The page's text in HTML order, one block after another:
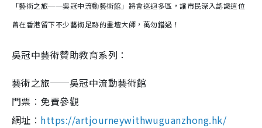
「藝術之旅──吳冠中流動藝術館」將會巡迴多區，讓市民深入認識這位
曾在香港留下不少藝術足跡的畫壇大師，萬勿錯過！
吳冠中藝術贊助教育系列：
藝術之旅──吳冠中流動藝術館
門票︰免費參觀
網址︰ https://artjourneywithwuguanzhong.hk/